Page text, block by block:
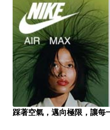
踩著空氣，邁向極限，讓每